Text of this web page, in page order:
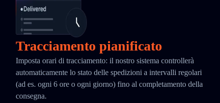
Tracciamento pianificato
Imposta orari di tracciamento: il nostro sistema controllerà
automaticamente lo stato delle spedizioni a intervalli regolari
(ad es. ogni 6 ore o ogni giorno) fino al completamento della
consegna.